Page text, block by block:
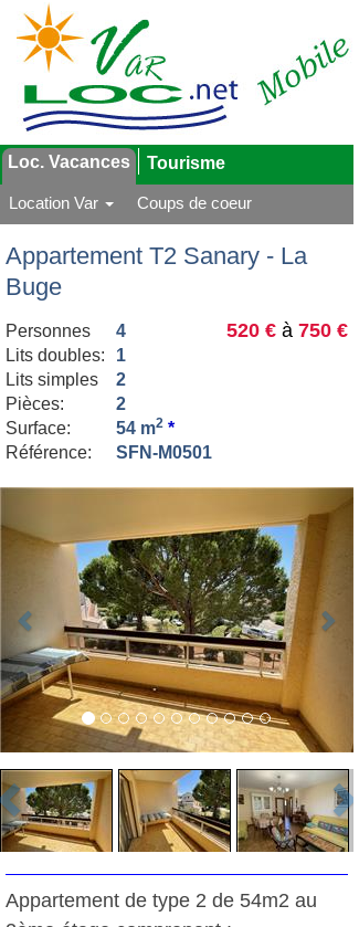
Loc. Vacances Tourisme
Location Var Coups de coeur
Appartement T2 Sanary - La
Buge
520 € à 750 €
Personnes
4
Lits doubles:
1
Lits simples
2
Pièces:
2
Surface:
54 m2 *
Référence:
SFN-M0501
Appartement de type 2 de 54m2 au